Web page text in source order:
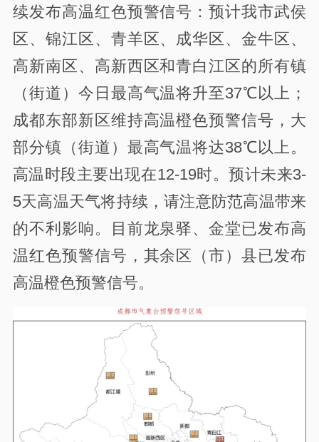
续发布高温红色预警信号：预计我市武侯
区、锦江区、青羊区、成华区、金牛区、
高新南区、高新西区和青白江区的所有镇
（街道）今日最高气温将升至37℃以上；
成都东部新区维持高温橙色预警信号，大
部分镇（街道）最高气温将达38℃以上。
高温时段主要出现在12-19时。预计未来3-
5天高温天气将持续，请注意防范高温带来
的不利影响。目前龙泉驿、金堂已发布高
温红色预警信号，其余区（市）县已发布
高温橙色预警信号。